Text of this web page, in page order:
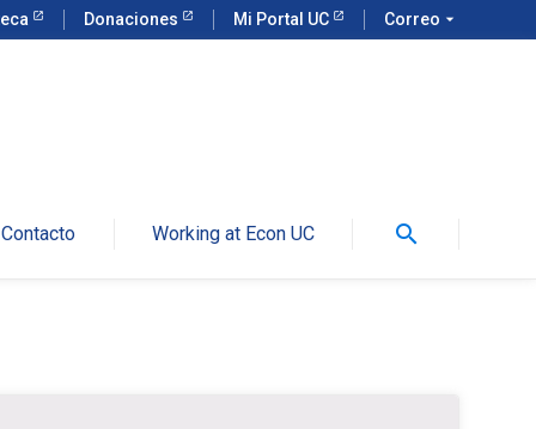
Donaciones Mi Portal UC Correo arrow_drop_down
Contacto Working at Econ UC search